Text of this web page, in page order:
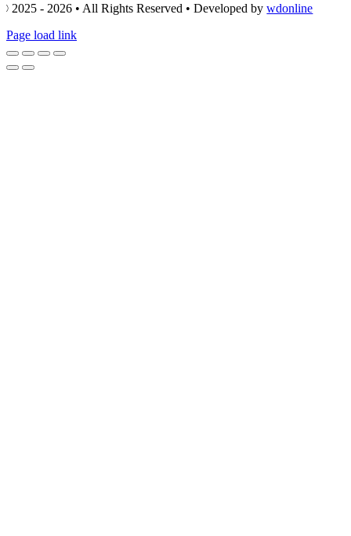
© 2025 - 2026 • All Rights Reserved • Developed bywdonline
Page load link